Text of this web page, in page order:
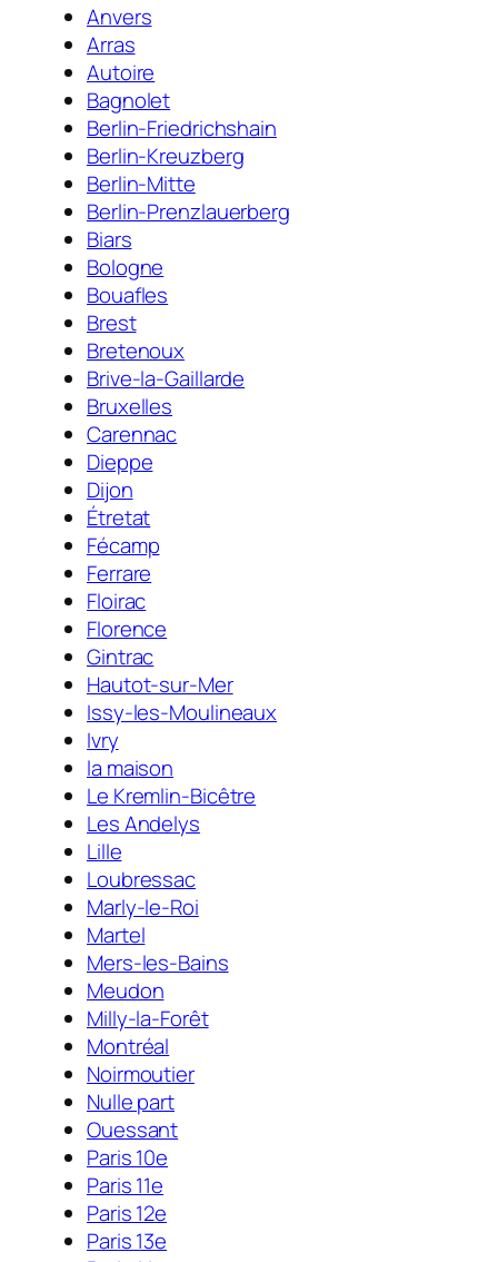
Anvers
Arras
Autoire
Bagnolet
Berlin-Friedrichshain
Berlin-Kreuzberg
Berlin-Mitte
Berlin-Prenzlauerberg
Biars
Bologne
Bouafles
Brest
Bretenoux
Brive-la-Gaillarde
Bruxelles
Carennac
Dieppe
Dijon
Étretat
Fécamp
Ferrare
Floirac
Florence
Gintrac
Hautot-sur-Mer
Issy-les-Moulineaux
Ivry
la maison
Le Kremlin-Bicêtre
Les Andelys
Lille
Loubressac
Marly-le-Roi
Martel
Mers-les-Bains
Meudon
Milly-la-Forêt
Montréal
Noirmoutier
Nulle part
Ouessant
Paris 10e
Paris 11e
Paris 12e
Paris 13e